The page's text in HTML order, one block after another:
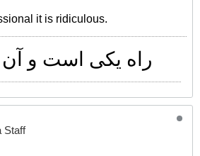
it is ridiculous.
راه یکی است و
Staff